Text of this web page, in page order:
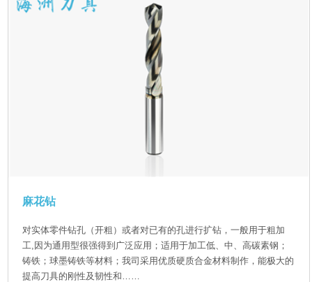
麻花钻
对实体零件钻孔（开粗）或者对已有的孔进行扩钻，一般用于粗加
工,因为通用型很强得到广泛应用；适用于加工低、中、高碳素钢；
铸铁；球墨铸铁等材料；我司采用优质硬质合金材料制作，能极大的
提高刀具的刚性及韧性和……